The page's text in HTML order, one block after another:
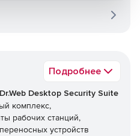
Подробнее
Desktop Security Suite
комплекс,
рабочих станций,
устройств